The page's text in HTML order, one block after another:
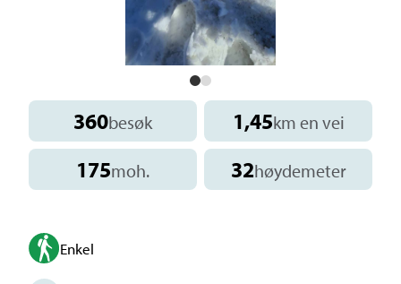
360besøk 1,45km en vei
175moh. 32høydemeter
Enkel